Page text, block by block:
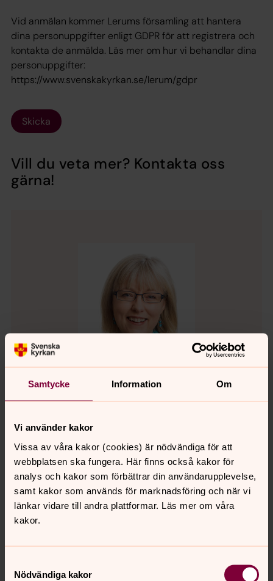
Samtycke Information Om
Vi använder kakor
Vissa av våra kakor (cookies) är nödvändiga för att
webbplatsen ska fungera. Här finns också kakor för
analys och kakor som förbättrar din användarupplevelse,
samt kakor som används för marknadsföring och när vi
länkar vidare till andra plattformar. Läs mer om våra
kakor.
Nödvändiga kakor
Vid anmälan kommer Lerums församling att hantera
dina personuppgifter enligt GDPR för att registrera och
kontakta de anmälda. Läs mer om hur vi behandlar dina
personuppgifter:
https://www.svenskakyrkan.se/lerum/gdpr
Skicka
Vill du veta mer? Kontakta oss
gärna!
Helena Granmo
Organist, Församlingsverksamheten, Lerums
församling
Direkt:
0302-52 25 66
E-post:helena.granmo@svenskakyrkan.se